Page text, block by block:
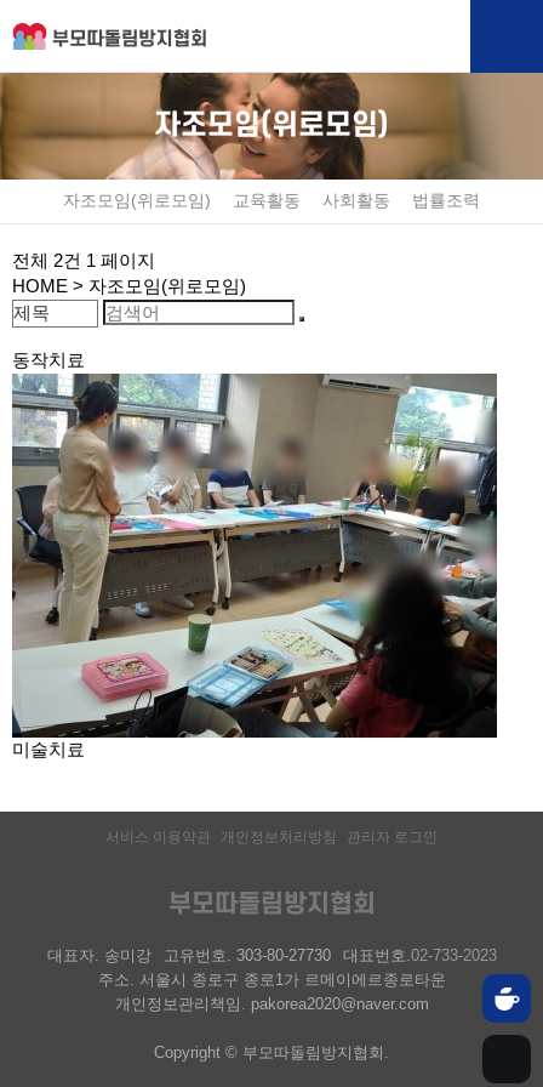
자조모임(위로모임)
자조모임(위로모임) 교육활동 사회활동 법률조력
전체 2건 1 페이지
HOME > 자조모임(위로모임)
동작치료
미술치료
서비스 이용약관 개인정보처리방침 관리자 로그인
부모따돌림방지협회
대표자. 송미강 고유번호. 303-80-27730 대표번호.02-733-2023
주소. 서울시 종로구 종로1가 르메이에르종로타운
개인정보관리책임. pakorea2020@naver.com
Copyright © 부모따돌림방지협회.